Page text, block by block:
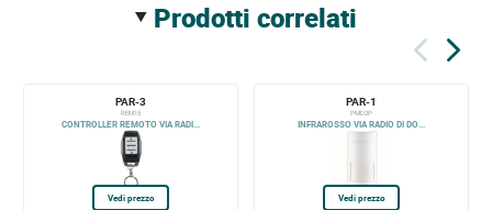
prodotti correlati
PAR-3
REM15
CONTROLLER REMOTO VIA RADI...
Vedi prezzo
PAR-1
PMD2P
INFRAROSSO VIA RADIO DI DO...
Vedi prezzo